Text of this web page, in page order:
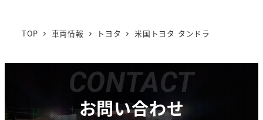
TOP 車両情報 トヨタ 米国トヨタ タンドラ
CONTACT
お問い合わせ